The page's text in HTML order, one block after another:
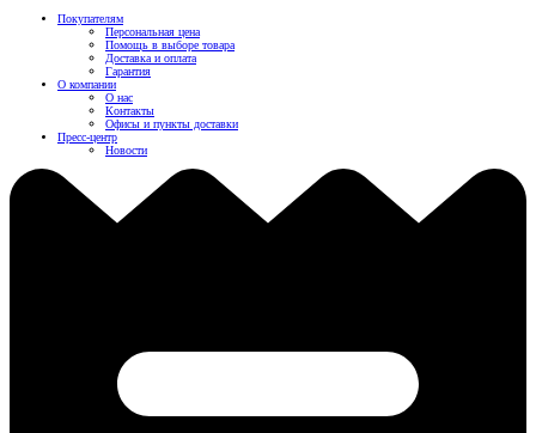
Покупателям
Персональная цена
Помощь в выборе товара
Доставка и оплата
Гарантия
О компании
О нас
Контакты
Офисы и пункты доставки
Пресс-центр
Новости